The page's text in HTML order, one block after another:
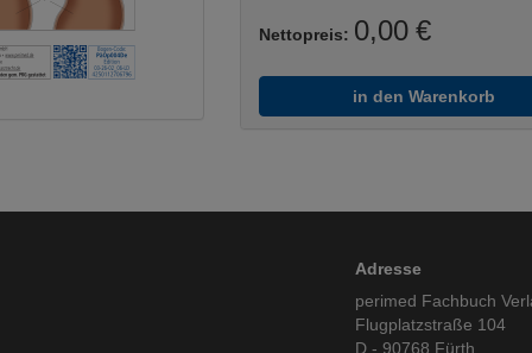
Nettopreis: 0,00 €
in den Warenkorb
Adresse
perimed Fachbuch
Flugplatzstraße 104
D - 90768 Fürth